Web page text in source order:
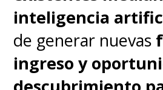
inteligencia
de generar nuevas
ingreso y